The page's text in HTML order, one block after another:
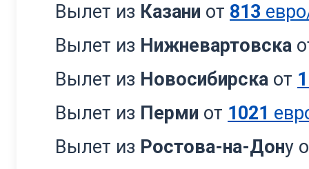
Вылет из Казани от 813
Вылет из Нижневартовска
Вылет из Новосибирска от
Вылет из Перми от 1021
Вылет из Ростова-на-Дону